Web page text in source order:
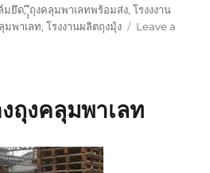
มยึด,ุุึถุงคลุมพาเลทพร้อมส่ง,โรงงงาน
มพาเลท,โรงงานผลิตถุงมุ้ง
Leave a
ถุงคลุมพาเลท